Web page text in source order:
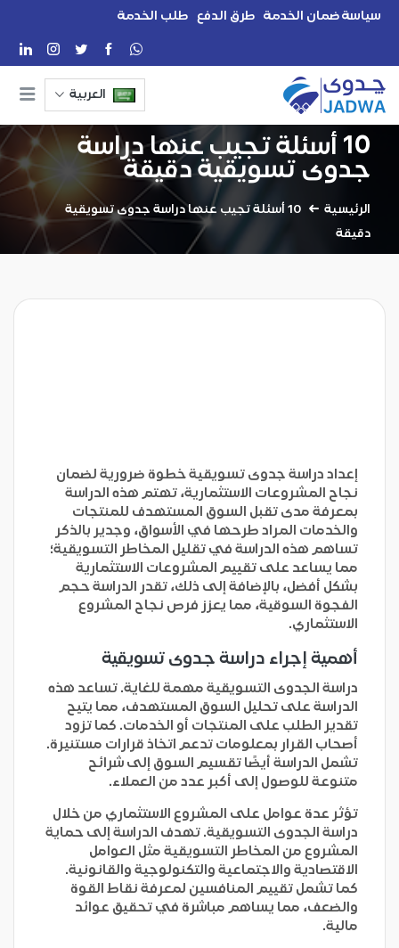
سياسة ضمان الخدمة طرق الدفع طلب الخدمة
العربية
10 أسئلة تجيب عنها دراسة
جدوى تسويقية دقيقة
الرئيسية
10 أسئلة تجيب عنها دراسة جدوى تسويقية
دقيقة
إعداد دراسة جدوى تسويقية خطوة ضرورية لضمان
نجاح المشروعات الاستثمارية، تهتم هذه الدراسة
بمعرفة مدى تقبل السوق المستهدف للمنتجات
والخدمات المراد طرحها في الأسواق، وجدير بالذكر
تساهم هذه الدراسة في تقليل المخاطر التسويقية؛
مما يساعد على تقييم المشروعات الاستثمارية
بشكل أفضل، بالإضافة إلى ذلك، تقدر الدراسة حجم
الفجوة السوقية، مما يعزز فرص نجاح المشروع
الاستثماري.
أهمية إجراء دراسة جدوى تسويقية
دراسة الجدوى التسويقية مهمة للغاية. تساعد هذه
الدراسة على تحليل السوق المستهدف، مما يتيح
تقدير الطلب على المنتجات أو الخدمات. كما تزود
أصحاب القرار بمعلومات تدعم اتخاذ قرارات مستنيرة.
تشمل الدراسة أيضًا تقسيم السوق إلى شرائح
متنوعة للوصول إلى أكبر عدد من العملاء.
تؤثر عدة عوامل على المشروع الاستثماري من خلال
دراسة الجدوى التسويقية. تهدف الدراسة إلى حماية
المشروع من المخاطر التسويقية مثل العوامل
الاقتصادية والاجتماعية والتكنولوجية والقانونية.
كما تشمل تقييم المنافسين لمعرفة نقاط القوة
والضعف، مما يساهم مباشرة في تحقيق عوائد
مالية.